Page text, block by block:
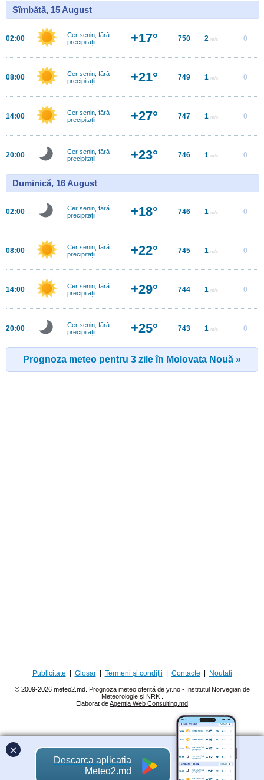
Sîmbătă, 15 August
02:00
Cer senin, fără
precipitații
+17° 750 2 m/s 0
08:00
Cer senin, fără
precipitații
+21° 749 1 m/s 0
14:00
Cer senin, fără
precipitații
+27° 747 1 m/s 0
20:00
Cer senin, fără
precipitații
+23° 746 1 m/s 0
Duminică, 16 August
02:00
Cer senin, fără
precipitații
+18° 746 1 m/s 0
08:00
Cer senin, fără
precipitații
+22° 745 1 m/s 0
14:00
Cer senin, fără
precipitații
+29° 744 1 m/s 0
20:00
Cer senin, fără
precipitații
+25° 743 1 m/s 0
Prognoza meteo pentru 3 zile în Molovata Nouă »
Publicitate Glosar| Termeni și condiții Contacte Noutati
© 2009-2026 meteo2.md. Prognoza meteo oferită de yr.no - Institutul Norvegian de
Meteorologie și NRK
Elaborat deAgentia Web Consulting.md
×
Descarca aplicatia
Meteo2.md